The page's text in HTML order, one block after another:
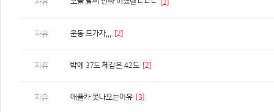
자유 [2]
자유 운동 드가자,,, [2]
자유 밖에 37도 체감은 42도 [2]
자유 애플카 못나오는이유 [3]